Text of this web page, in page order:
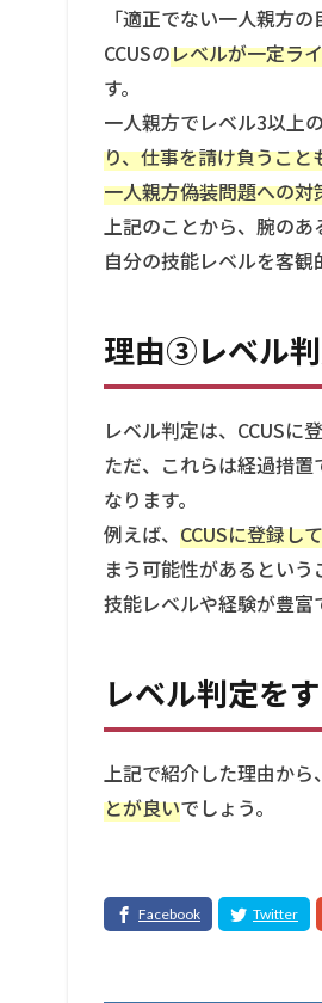
う
ち
「適正でない一人親方
CCUSのレベルが一定ラ
す。
一人親方でレベル3以上
り、仕事を請け負うこと
一人親方偽装問題への
上記のことから、腕のあ
自分の技能レベルを客観
理由③レベル
レベル判定は、CCUSに
ただ、これらは経過措置
なります。
例えば、 CCUSに登録し
まう可能性があるという
技能レベルや経験が豊富
レベル判定を
上記で紹介した理由から、
とが良いでしょう。